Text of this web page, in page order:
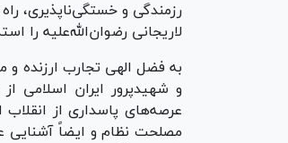
رزمندگی و خستگی‌ناپذیری،
لاریجانی رضوان‌الله‌علیه را
به فضل الهی تجارب ارزنده
و شهیدپرور ایران اسلامی
عرصه‌های پاسداری از
مصلحت نظام و ایضاً آشنایی